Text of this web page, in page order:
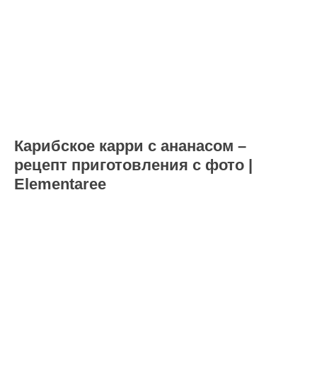
Карибское карри с ананасом –
рецепт приготовления с фото |
Elementaree